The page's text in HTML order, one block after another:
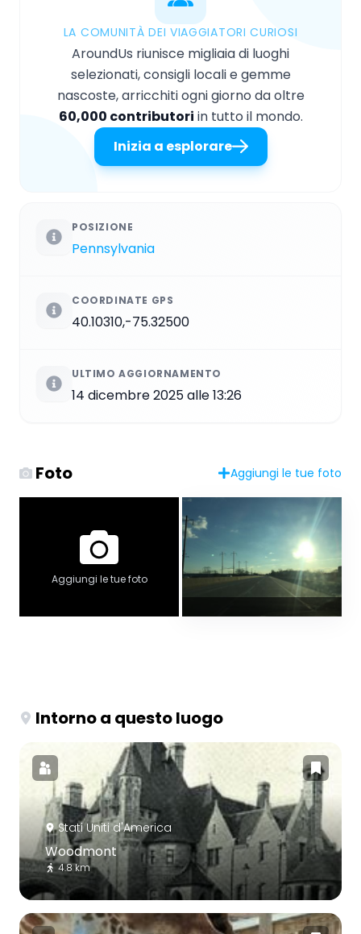
LA COMUNITÀ DEI VIAGGIATORI CURIOSI
AroundUs riunisce migliaia di luoghi
selezionati, consigli locali e gemme
nascoste, arricchiti ogni giorno da oltre
60,000 contributori in tutto il mondo.
Inizia a esplorare
POSIZIONE
Pennsylvania
COORDINATE GPS
40.10310,-75.32500
ULTIMO AGGIORNAMENTO
14 dicembre 2025 alle 13:26
Foto Aggiungi le tue foto
Aggiungi le tue foto
Intorno a questo luogo
Stati Uniti d'America
Woodmont
4.8 km